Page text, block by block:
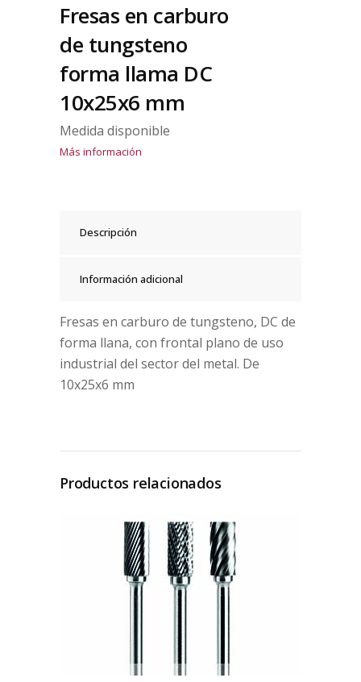
Fresas en carburo
de tungsteno
forma llama DC
10x25x6 mm
Medida disponible
Más información
Descripción
Información adicional
Fresas en carburo de tungsteno, DC de
forma llana, con frontal plano de uso
industrial del sector del metal. De
10x25x6 mm
Productos relacionados